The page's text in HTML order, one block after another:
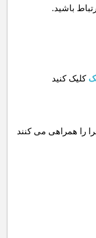
باشید.
کلیک کنید